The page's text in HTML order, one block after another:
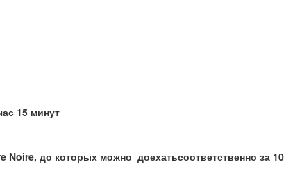
15 минут
Noire, до которых можно доехатьсоответственно за